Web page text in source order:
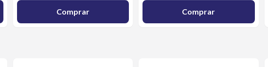
Comprar Comprar